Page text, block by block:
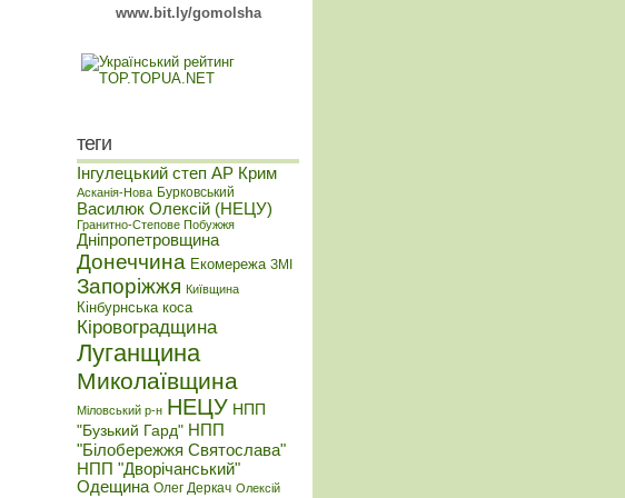
www.bit.ly/gomolsha
теги
Інгулецький степ АР Крим
Асканія-Нова Бурковський
Василюк Олексій (НЕЦУ)
Гранитно-Степове Побужжя
Дніпропетровщина
Донеччина Екомережа ЗМІ
Запоріжжя Київщина
Кінбурнська коса
Кіровоградщина
Луганщина
Миколаївщина
Міловський р-н НЕЦУ НПП
"Бузький Гард" НПП
"Білобережжя Святослава"
НПП "Дворічанський"
Одещина Олег Деркач Олексій